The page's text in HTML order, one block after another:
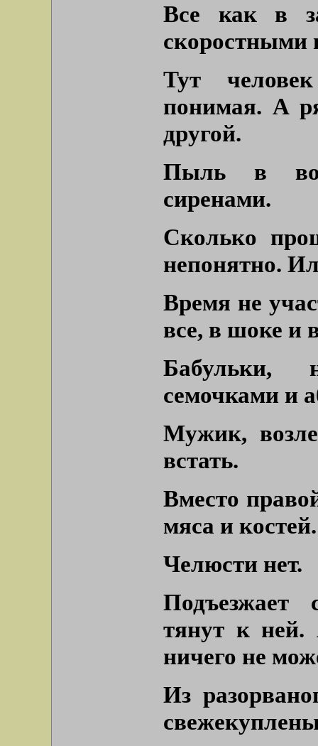
Все как в
скоростными
Тут
понимая. А
другой.
Пыль в
сиренами.
Сколько
непонятно.
Время не
все, в шоке и
Бабульки,
семочками и
Мужик,
встать.
Вместо
мяса и костей.
Челюсти нет.
тянут к ней.
ничего не
Из